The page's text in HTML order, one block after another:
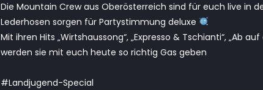
Die Mountain Crew aus Oberösterreich sind für euch live in
Lederhosen sorgen für Partystimmung deluxe
Mit ihren Hits „Wirtshaussong“, „Expresso & Tschianti“, „Ab
werden sie mit euch heute so richtig Gas geben
#Landjugend-Special